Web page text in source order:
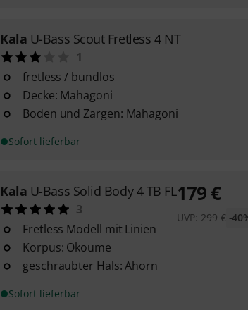
Kala U-Bass Scout Fretless 4 NT
1
fretless / bundlos
Decke: Mahagoni
Boden und Zargen: Mahagoni
Sofort lieferbar
Kala U-Bass Solid Body 4 TB FL
3
Fretless Modell mit Linien
Korpus: Okoume
geschraubter Hals: Ahorn
Sofort lieferbar
179€
UVP: 299 € -